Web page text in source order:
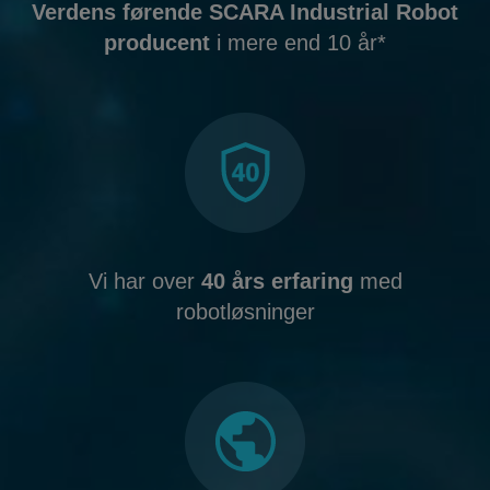
Verdens førende SCARA Industrial Robot
producent i mere end 10 år*
Vi har over 40 års erfaring med
robotløsninger